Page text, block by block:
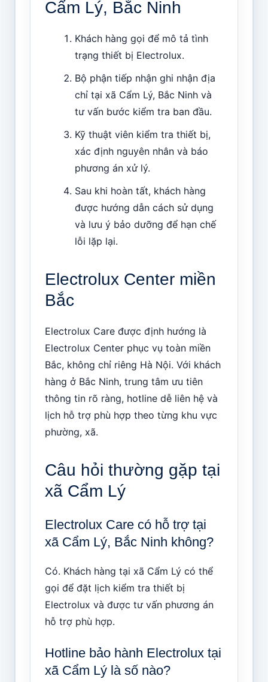
Cẩm Lý, Bắc Ninh
Khách hàng gọi để mô tả tình
trạng thiết bị Electrolux.
Bộ phận tiếp nhận ghi nhận địa
chỉ tại xã Cẩm Lý, Bắc Ninh và
tư vấn bước kiểm tra ban đầu.
Kỹ thuật viên kiểm tra thiết bị,
xác định nguyên nhân và báo
phương án xử lý.
Sau khi hoàn tất, khách hàng
được hướng dẫn cách sử dụng
và lưu ý bảo dưỡng để hạn chế
lỗi lặp lại.
Electrolux Center miền
Bắc
Electrolux Care được định hướng là
Electrolux Center phục vụ toàn miền
Bắc, không chỉ riêng Hà Nội. Với khách
hàng ở Bắc Ninh, trung tâm ưu tiên
thông tin rõ ràng, hotline dễ liên hệ và
lịch hỗ trợ phù hợp theo từng khu vực
phường, xã.
Câu hỏi thường gặp tại
xã Cẩm Lý
Electrolux Care có hỗ trợ tại
xã Cẩm Lý, Bắc Ninh không?
Có. Khách hàng tại xã Cẩm Lý có thể
gọi để đặt lịch kiểm tra thiết bị
Electrolux và được tư vấn phương án
hỗ trợ phù hợp.
Hotline bảo hành Electrolux tại
xã Cẩm Lý là số nào?